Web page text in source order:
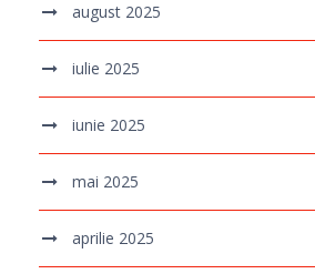
august 2025
iulie 2025
iunie 2025
mai 2025
aprilie 2025